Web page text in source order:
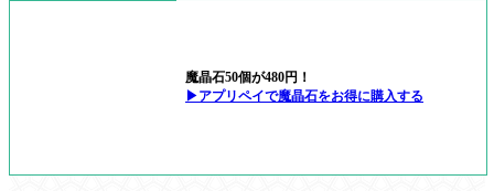
魔晶石50個が480円！
▶アプリペイで魔晶石をお得に購入する